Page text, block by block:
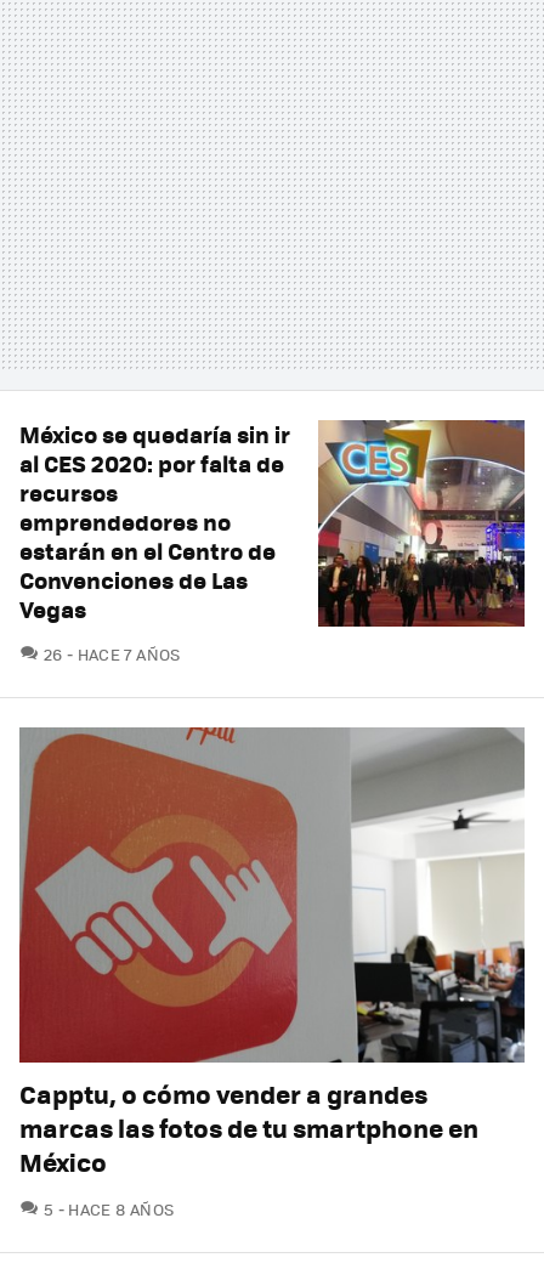
México se quedaría sin ir
al CES 2020: por falta de
recursos
emprendedores no
estarán en el Centro de
Convenciones de Las
Vegas
26 COMENTARIOS
HACE 7 AÑOS
Capptu, o cómo vender a grandes
marcas las fotos de tu smartphone en
México
5 COMENTARIOS
HACE 8 AÑOS